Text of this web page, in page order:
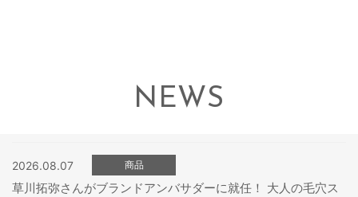
NEWS
2026.08.07 商品
草川拓弥さんがブランドアンバサダーに就任！ 大人の毛穴ス